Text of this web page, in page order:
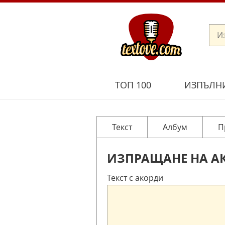
ТОП 100
Текст Албум
ИЗПРАЩАНЕ НА
Текст с акорди